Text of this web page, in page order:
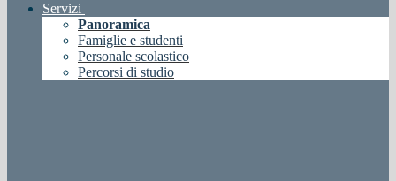
Servizi
Panoramica
Famiglie e studenti
Personale scolastico
Percorsi di studio